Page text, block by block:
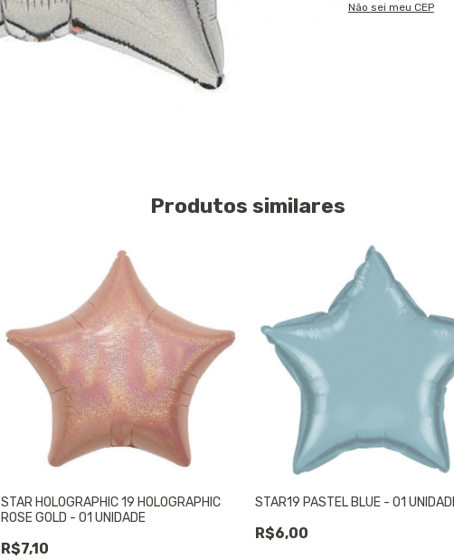
Não sei meu CEP
Produtos similares
STAR HOLOGRAPHIC 19 HOLOGRAPHIC
ROSE GOLD - 01 UNIDADE
R$7,10
STAR19 PASTEL BLUE - 01
R$6,00